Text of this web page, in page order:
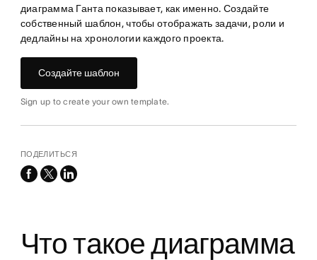
диаграмма Ганта показывает, как именно. Создайте
собственный шаблон, чтобы отображать задачи, роли и
дедлайны на хронологии каждого проекта.
Создайте шаблон
Sign up to create your own template.
ПОДЕЛИТЬСЯ
facebook
x-
linkedin
Что такое диаграмма